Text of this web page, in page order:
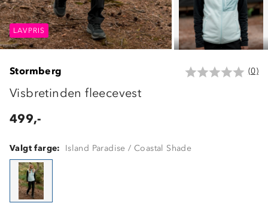
LAVPRIS LAVPRIS
LAVPRIS
Stormberg (0)
Visbretinden fleecevest
499,-
Valgt farge: Island Paradise / Coastal Shade